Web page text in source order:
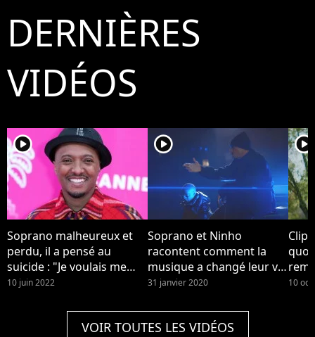
DERNIÈRES
VIDÉOS
player2
Soprano malheureux et
perdu, il a pensé au
suicide : "Je voulais me
casser de ce monde
10 juin 2022
player2
Soprano et Ninho
racontent comment la
musique a changé leur vie
dans le clip "Musica"
31 janvier 2020
player2
Clip
son
10
VOIR TOUTES LES VIDÉOS